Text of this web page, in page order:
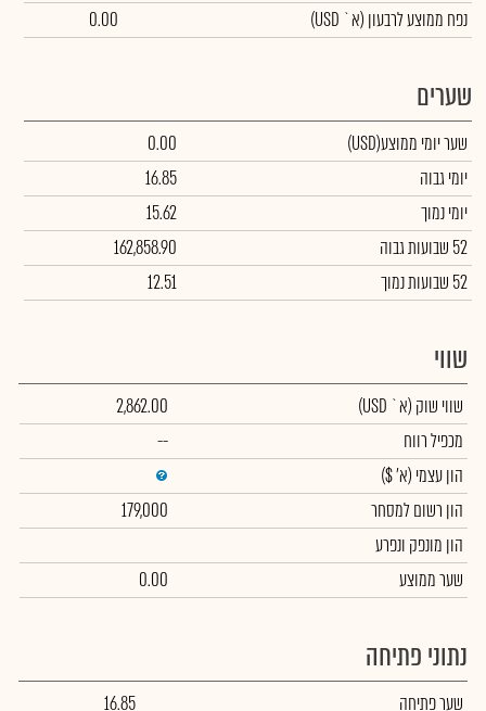
נפח ממוצע לרבעון (א` USD)
0.00
שערים
שער יומי ממוצע(USD)
0.00
יומי גבוה
16.85
יומי נמוך
15.62
52 שבועות גבוה
162,858.90
52 שבועות נמוך
12.51
שווי
שווי שוק (א` USD)
2,862.00
מכפיל רווח
--
הון עצמי (א' $)
הון רשום למסחר
179,000
הון מונפק ונפרע
שער ממוצע
0.00
נתוני פתיחה
שער פתיחה 16.85